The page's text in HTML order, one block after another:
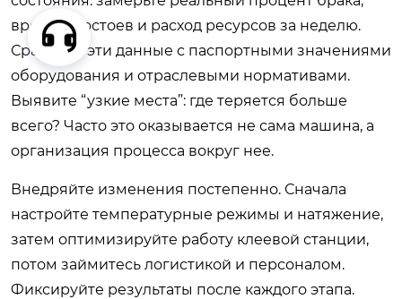
время простоев и расход ресурсов за неделю.
Сравните эти данные с паспортными значениями
оборудования и отраслевыми нормативами.
Выявите “узкие места”: где теряется больше
всего? Часто это оказывается не сама машина, а
организация процесса вокруг нее.
Внедряйте изменения постепенно. Сначала
настройте температурные режимы и натяжение,
затем оптимизируйте работу клеевой станции,
потом займитесь логистикой и персоналом.
Фиксируйте результаты после каждого этапа.